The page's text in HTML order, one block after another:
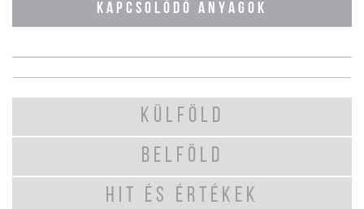
KAPCSOLÓDÓ ANYAGOK
KÜLFÖLD
BELFÖLD
HIT ÉS ÉRTÉKEK